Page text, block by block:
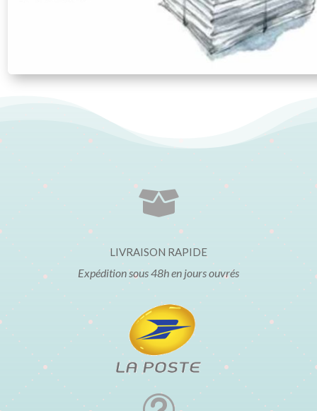

LIVRAISON RAPIDE
Expédition sous 48h en jours ouvrés